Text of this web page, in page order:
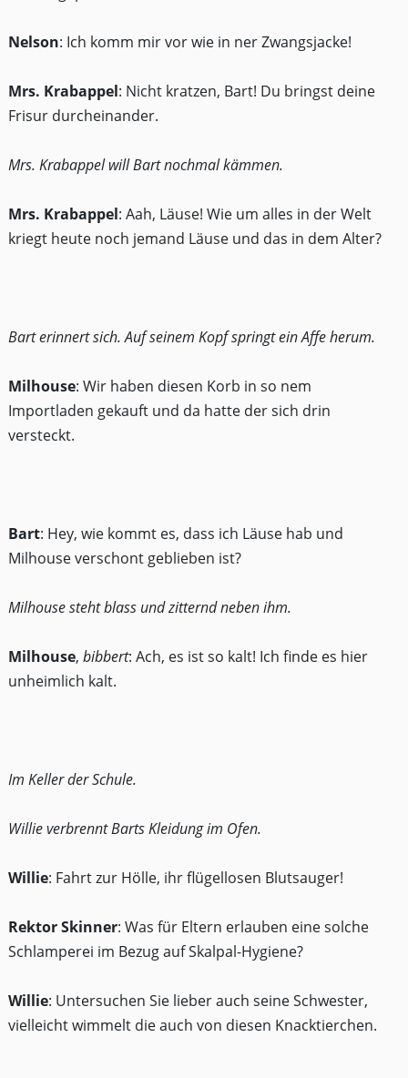
Nelson: Ich komm mir vor wie in ner Zwangsjacke!
Mrs. Krabappel: Nicht kratzen, Bart! Du bringst deine
Frisur durcheinander.
Mrs. Krabappel will Bart nochmal kämmen.
Mrs. Krabappel: Aah, Läuse! Wie um alles in der Welt
kriegt heute noch jemand Läuse und das in dem Alter?
Bart erinnert sich. Auf seinem Kopf springt ein Affe herum.
Milhouse: Wir haben diesen Korb in so nem
Importladen gekauft und da hatte der sich drin
versteckt.
Bart: Hey, wie kommt es, dass ich Läuse hab und
Milhouse verschont geblieben ist?
Milhouse steht blass und zitternd neben ihm.
Milhouse, bibbert: Ach, es ist so kalt! Ich finde es hier
unheimlich kalt.
Im Keller der Schule.
Willie verbrennt Barts Kleidung im Ofen.
Willie: Fahrt zur Hölle, ihr flügellosen Blutsauger!
Rektor Skinner: Was für Eltern erlauben eine solche
Schlamperei im Bezug auf Skalpal-Hygiene?
Willie: Untersuchen Sie lieber auch seine Schwester,
vielleicht wimmelt die auch von diesen Knacktierchen.